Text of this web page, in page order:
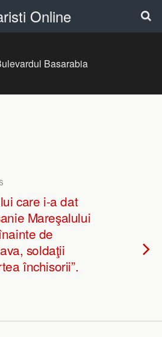
Online
Basarabia
care i-a dat
Mareşalului
de
soldaţii
închisorii”.